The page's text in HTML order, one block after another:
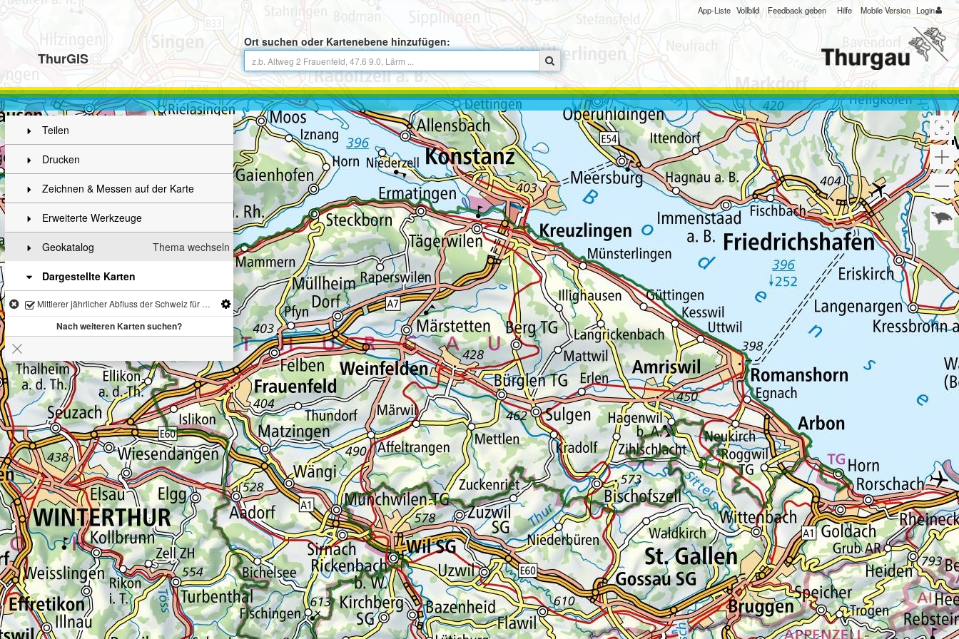
ThurGIS
Ort suchen oder Kartenebene hinzufügen:
App-Liste Vollbild Feedback geben Hilfe Mobile Version Login
Teilen
Drucken
Zeichnen & Messen auf der Karte
Erweiterte Werkzeuge
Thema wechseln
Geokatalog
Dargestellte Karten
Mittlerer jährlicher Abfluss der Schweiz für die nahe Zukunft (2021 - 2050)
Nach weiteren Karten suchen?